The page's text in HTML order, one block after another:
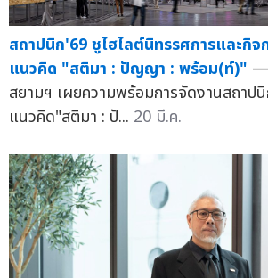
สถาปนิก'69 ชูไฮไลต์นิทรรศการและกิจ
แนวคิด "สติมา : ปัญญา : พร้อม(ท์)" —
สยามฯ เผยความพร้อมการจัดงานสถาป
แนวคิด"สติมา : ปั... 20 มี.ค.